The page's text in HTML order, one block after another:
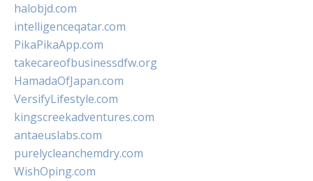
halobjd.com
intelligenceqatar.com
PikaPikaApp.com
takecareofbusinessdfw.org
HamadaOfJapan.com
VersifyLifestyle.com
kingscreekadventures.com
antaeuslabs.com
purelycleanchemdry.com
WishOping.com